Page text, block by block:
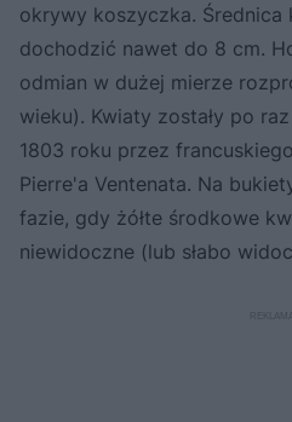
okrywy koszyczka.
dochodzić nawet do 8 cm.
odmian w dużej mierze
wieku). Kwiaty zostały po
1803 roku przez
Pierre'a Ventenata. Na
fazie, gdy żółte środkowe
niewidoczne (lub słabo